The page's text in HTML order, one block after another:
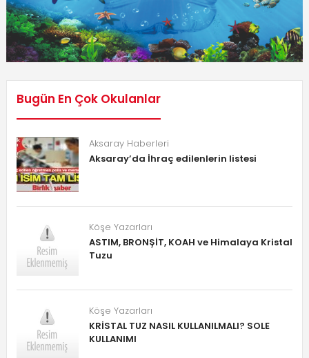
Bugün En Çok Okulanlar
Aksaray Haberleri
Aksaray’da İhraç edilenlerin listesi
Köşe Yazarları
ASTIM, BRONŞİT, KOAH ve Himalaya Kristal
Tuzu
Köşe Yazarları
KRİSTAL TUZ NASIL KULLANILMALI? SOLE
KULLANIMI